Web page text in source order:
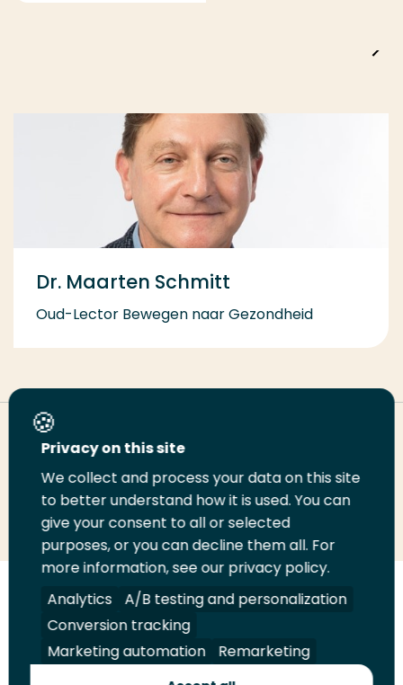
Dr. Maarten Schmitt
Oud-Lector Bewegen naar Gezondheid
Deel deze pagina
Deel
LinkedIn
Deel
op
Twitter
Deel
op
Facebook
Email
deze
pagina
Print
deze
pagina
Volg
ons
op
LinkedIn
Volg
ons
op
Facebook
Volg
ons
op
YouTube
Volg
ons
op
Instagram
Juridisch Security A-Z Index
Contact
Privacy on this site
We collect and process your data on this site
to better understand how it is used. You can
give your consent to all or selected
purposes, or you can decline them all. For
more information, see our privacy policy.
Analytics
A/B testing and personalization
Conversion tracking
Marketing automation
Remarketing